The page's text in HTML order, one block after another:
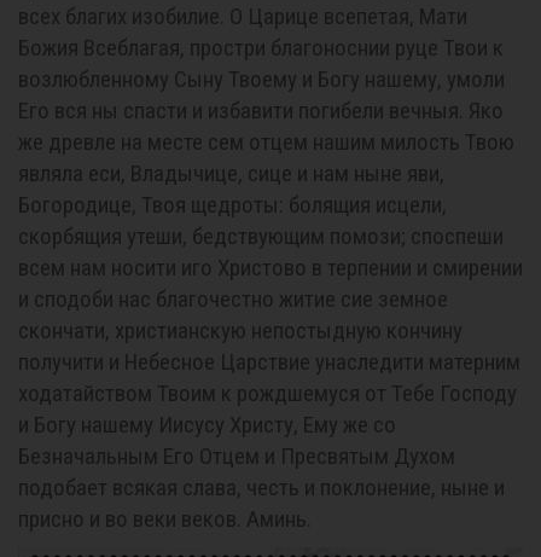
всех благих изобилие. О Царице всепетая, Мати
Божия Всеблагая, простри благоноснии руце Твои к
возлюбленному Сыну Твоему и Богу нашему, умоли
Его вся ны спасти и избавити погибели вечныя. Яко
же древле на месте сем отцем нашим милость Твою
являла еси, Владычице, сице и нам ныне яви,
Богородице, Твоя щедроты: болящия исцели,
скорбящия утеши, бедствующим помози; споспеши
всем нам носити иго Христово в терпении и смирении
и сподоби нас благочестно житие сие земное
скончати, христианскую непостыдную кончину
получити и Небесное Царствие унаследити матерним
ходатайством Твоим к рождшемуся от Тебе Господу
и Богу нашему Иисусу Христу, Ему же со
Безначальным Его Отцем и Пресвятым Духом
подобает всякая слава, честь и поклонение, ныне и
присно и во веки веков. Аминь.